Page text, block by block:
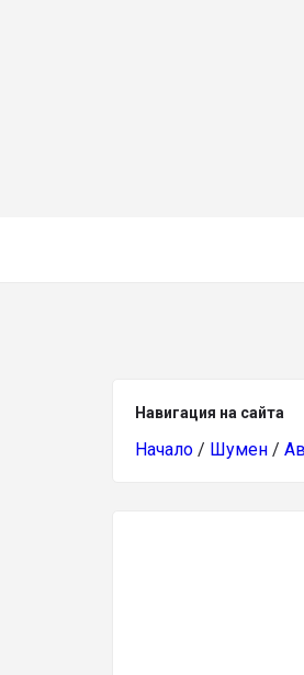
Навигация на сайта
Начало / Шумен /